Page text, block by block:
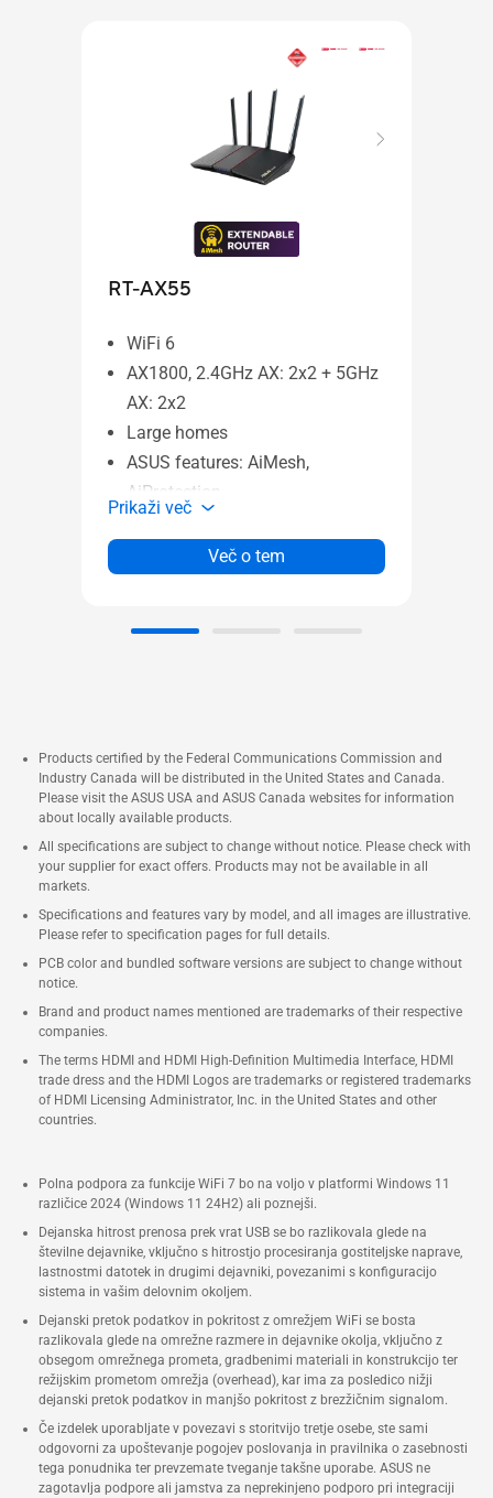
RT-AX55
WiFi 6
AX1800, 2.4GHz AX: 2x2 + 5GHz
AX: 2x2
Large homes
ASUS features: AiMesh,
AiProtection
Prikaži več
Več o tem
Products certified by the Federal Communications Commission and
Industry Canada will be distributed in the United States and Canada.
Please visit the ASUS USA and ASUS Canada websites for information
about locally available products.
All specifications are subject to change without notice. Please check with
your supplier for exact offers. Products may not be available in all
markets.
Specifications and features vary by model, and all images are illustrative.
Please refer to specification pages for full details.
PCB color and bundled software versions are subject to change without
notice.
Brand and product names mentioned are trademarks of their respective
companies.
The terms HDMI and HDMI High-Definition Multimedia Interface, HDMI
trade dress and the HDMI Logos are trademarks or registered trademarks
of HDMI Licensing Administrator, Inc. in the United States and other
countries.
Polna podpora za funkcije WiFi 7 bo na voljo v platformi Windows 11
različice 2024 (Windows 11 24H2) ali poznejši.
Dejanska hitrost prenosa prek vrat USB se bo razlikovala glede na
številne dejavnike, vključno s hitrostjo procesiranja gostiteljske naprave,
lastnostmi datotek in drugimi dejavniki, povezanimi s konfiguracijo
sistema in vašim delovnim okoljem.
Dejanski pretok podatkov in pokritost z omrežjem WiFi se bosta
razlikovala glede na omrežne razmere in dejavnike okolja, vključno z
obsegom omrežnega prometa, gradbenimi materiali in konstrukcijo ter
režijskim prometom omrežja (overhead), kar ima za posledico nižji
dejanski pretok podatkov in manjšo pokritost z brezžičnim signalom.
Če izdelek uporabljate v povezavi s storitvijo tretje osebe, ste sami
odgovorni za upoštevanje pogojev poslovanja in pravilnika o zasebnosti
tega ponudnika ter prevzemate tveganje takšne uporabe. ASUS ne
zagotavlja podpore ali jamstva za neprekinjeno podporo pri integraciji